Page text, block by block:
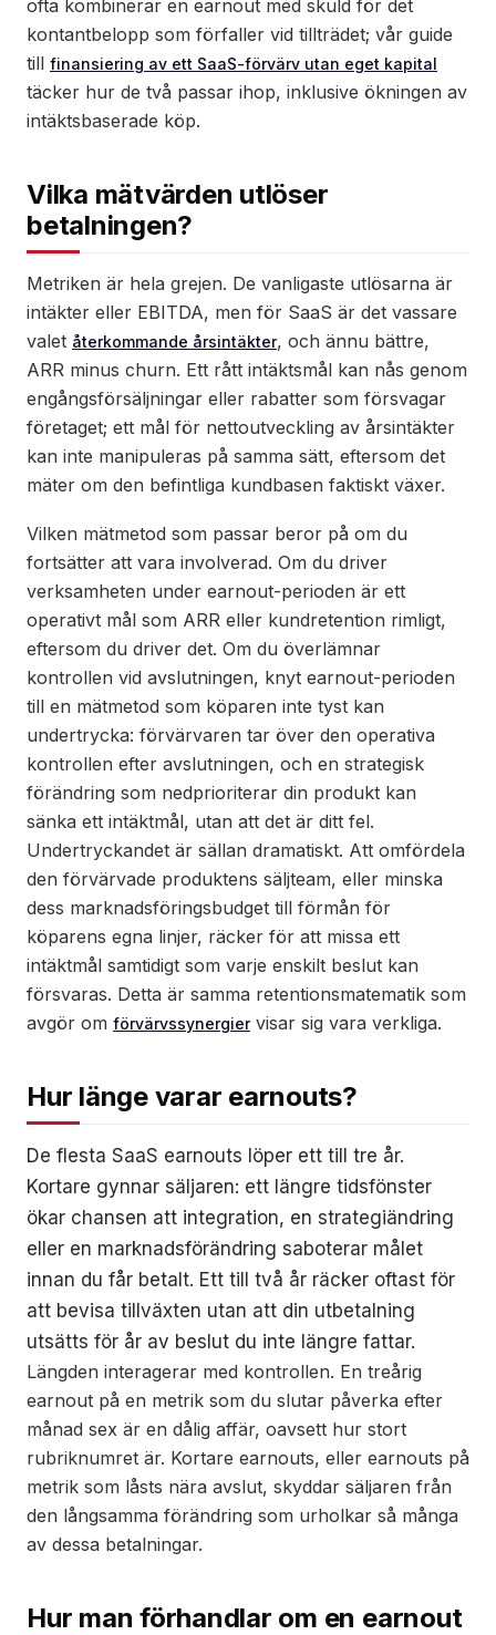
ofta kombinerar en earnout med skuld för det
kontantbelopp som förfaller vid tillträdet; vår guide
till finansiering av ett SaaS-förvärv utan eget kapital
täcker hur de två passar ihop, inklusive ökningen av
intäktsbaserade köp.
Vilka mätvärden utlöser
betalningen?
Metriken är hela grejen. De vanligaste utlösarna är
intäkter eller EBITDA, men för SaaS är det vassare
valet återkommande årsintäkter, och ännu bättre,
ARR minus churn. Ett rått intäktsmål kan nås genom
engångsförsäljningar eller rabatter som försvagar
företaget; ett mål för nettoutveckling av årsintäkter
kan inte manipuleras på samma sätt, eftersom det
mäter om den befintliga kundbasen faktiskt växer.
Vilken mätmetod som passar beror på om du
fortsätter att vara involverad. Om du driver
verksamheten under earnout-perioden är ett
operativt mål som ARR eller kundretention rimligt,
eftersom du driver det. Om du överlämnar
kontrollen vid avslutningen, knyt earnout-perioden
till en mätmetod som köparen inte tyst kan
undertrycka: förvärvaren tar över den operativa
kontrollen efter avslutningen, och en strategisk
förändring som nedprioriterar din produkt kan
sänka ett intäktmål, utan att det är ditt fel.
Undertryckandet är sällan dramatiskt. Att omfördela
den förvärvade produktens säljteam, eller minska
dess marknadsföringsbudget till förmån för
köparens egna linjer, räcker för att missa ett
intäktmål samtidigt som varje enskilt beslut kan
försvaras. Detta är samma retentionsmatematik som
avgör om förvärvssynergiervisar sig vara verkliga.
Hur länge varar earnouts?
De flesta SaaS earnouts löper ett till tre år.
Kortare gynnar säljaren: ett längre tidsfönster
ökar chansen att integration, en strategiändring
eller en marknadsförändring saboterar målet
innan du får betalt. Ett till två år räcker oftast för
att bevisa tillväxten utan att din utbetalning
utsätts för år av beslut du inte längre fattar.
Längden interagerar med kontrollen. En treårig
earnout på en metrik som du slutar påverka efter
månad sex är en dålig affär, oavsett hur stort
rubriknumret är. Kortare earnouts, eller earnouts på
metrik som låsts nära avslut, skyddar säljaren från
den långsamma förändring som urholkar så många
av dessa betalningar.
Hur man förhandlar om en earnout